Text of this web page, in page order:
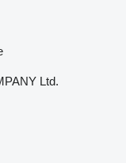
Ltd.